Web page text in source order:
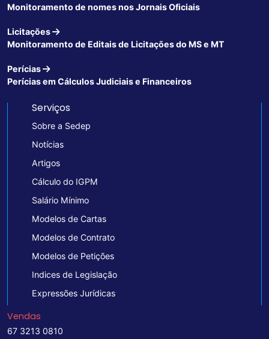
Monitoramento de nomes nos Jornais Oficiais
Licitações
Monitoramento de Editais de Licitações do MS e MT
Perícias
Perícias em Cálculos Judiciais e Financeiros
Serviços
Sobre a Sedep
Notícias
Artigos
Cálculo do IGPM
Salário Mínimo
Modelos de Cartas
Modelos de Contrato
Modelos de Petições
Indices de Legislação
Expressões Jurídicas
Vendas
67 3213 0810